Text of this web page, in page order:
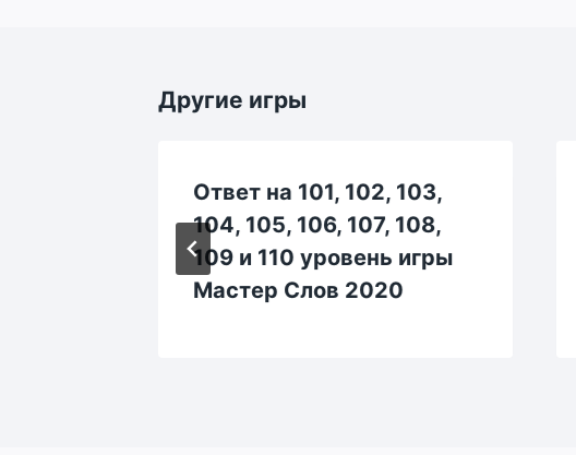
Другие игры
Ответ на 101, 102, 103,
104, 105, 106, 107, 108,
109 и 110 уровень игры
Мастер Слов 2020